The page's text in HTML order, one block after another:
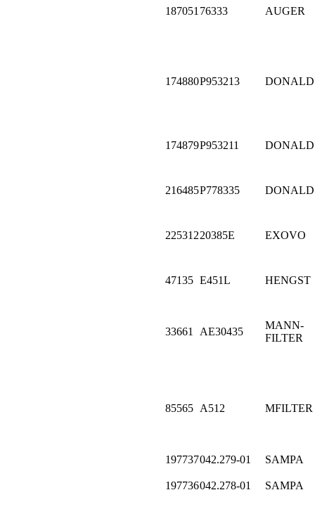
187051 76333 AUGER
174880P953213
174879P953211
216485P778335
22531220385E EXOVO
47135 E451L HENGST
33661 AE30435
MANN-
FILTER
85565 A512 MFILTER
197737042.279-01 SAMPA
197736042.278-01 SAMPA